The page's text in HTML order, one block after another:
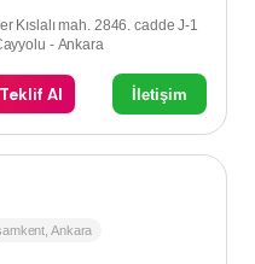
Kıslalı mah. 2846. cadde J-1
- Ankara
Al İletişim
,Ankara